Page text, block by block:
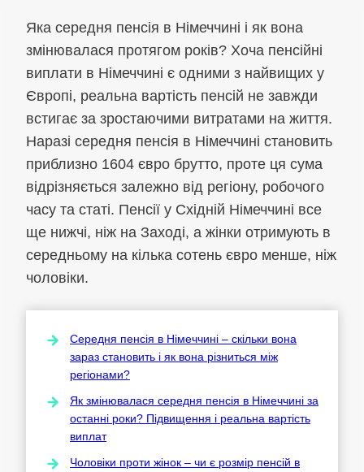
Яка середня пенсія в Німеччині і як вона
змінювалася протягом років? Хоча пенсійні
виплати в Німеччині є одними з найвищих у
Європі, реальна вартість пенсій не завжди
встигає за зростаючими витратами на життя.
Наразі середня пенсія в Німеччині становить
приблизно 1604 євро брутто, проте ця сума
відрізняється залежно від регіону, робочого
часу та статі. Пенсії у Східній Німеччині все
ще нижчі, ніж на Заході, а жінки отримують в
середньому на кілька сотень євро менше, ніж
чоловіки.
Середня пенсія в Німеччині – скільки вона
зараз становить і як вона різниться між
регіонами?
Як змінювалася середня пенсія в Німеччині за
останні роки? Підвищення і реальна вартість
виплат
Чоловіки проти жінок – чи є розмір пенсій в